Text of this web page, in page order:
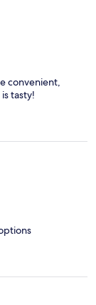
convenient,
tasty!